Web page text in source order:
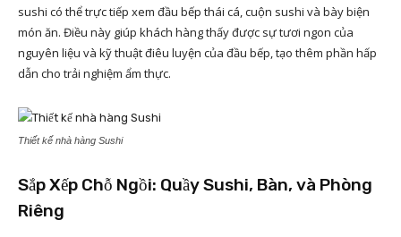
sushi có thể trực tiếp xem đầu bếp thái cá, cuộn sushi và bày biện
món ăn. Điều này giúp khách hàng thấy được sự tươi ngon của
nguyên liệu và kỹ thuật điêu luyện của đầu bếp, tạo thêm phần hấp
dẫn cho trải nghiệm ẩm thực.
Thiết kế nhà hàng Sushi
Sắp Xếp Chỗ Ngồi: Quầy Sushi, Bàn, và Phòng
Riêng